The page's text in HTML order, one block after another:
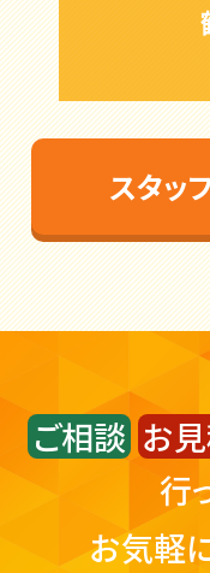
スタッ
ご相談 お
行
お気軽